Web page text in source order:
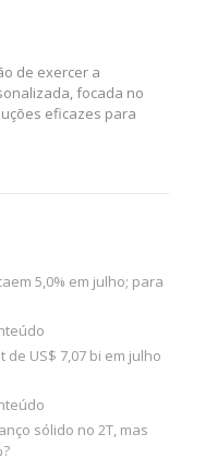
de exercer a
focada no
eficazes para
5,0% em julho; para
US$ 7,07 bi em julho
sólido no 2T, mas